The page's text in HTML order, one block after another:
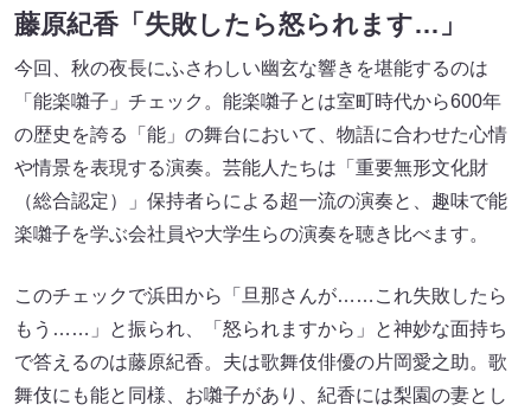
藤原紀香「失敗したら怒られます…」
今回、秋の夜長にふさわしい幽玄な響きを堪能するのは
「能楽囃子」チェック。能楽囃子とは室町時代から600年
の歴史を誇る「能」の舞台において、物語に合わせた心情
や情景を表現する演奏。芸能人たちは「重要無形文化財
（総合認定）」保持者らによる超一流の演奏と、趣味で能
楽囃子を学ぶ会社員や大学生らの演奏を聴き比べます。
このチェックで浜田から「旦那さんが……これ失敗したら
もう……」と振られ、「怒られますから」と神妙な面持ち
で答えるのは藤原紀香。夫は歌舞伎俳優の片岡愛之助。歌
舞伎にも能と同様、お囃子があり、紀香には梨園の妻とし